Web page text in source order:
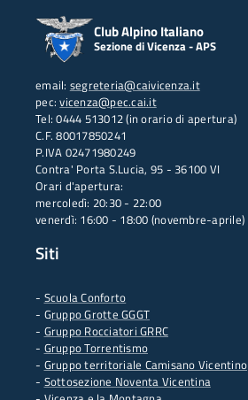
Club Alpino Italiano
Sezione di Vicenza - APS
email: segreteria@caivicenza.it
pec:vicenza@pec.cai.it
Tel: 0444 513012 (in orario di apertura)
C.F. 80017850241
P.IVA 02471980249
Contra' Porta S.Lucia, 95 - 36100 VI
Orari d'apertura:
mercoledì: 20:30 - 22:00
venerdì: 16:00 - 18:00 (novembre-aprile)
Siti
- Scuola Conforto
- Gruppo Grotte GGGT
- Gruppo Rocciatori GRRC
- Gruppo Torrentismo
- Gruppo territoriale Camisano Vicentino
- Sottosezione Noventa Vicentina